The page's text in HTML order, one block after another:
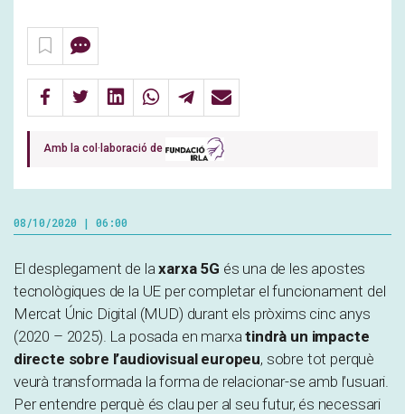
Amb la col·laboració de
08/10/2020 | 06:00
El desplegament de laxarxa 5G és una de les apostes
tecnològiques de la UE per completar el funcionament del
Mercat Únic Digital (MUD) durant els pròxims cinc anys
(2020 – 2025). La posada en marxatindrà un impacte
directe sobre l’audiovisual europeu, sobre tot perquè
veurà transformada la forma de relacionar-se amb l’usuari.
Per entendre perquè és clau per al seu futur, és necessari